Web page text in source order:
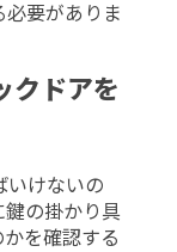
要がありま
クドアを
いけないの
鍵の掛かり具
を確認する